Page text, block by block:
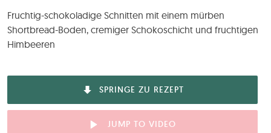
Fruchtig-schokoladige Schnitten mit einem mürben
Shortbread-Boden, cremiger Schokoschicht und fruchtigen
Himbeeren
SPRINGE ZU REZEPT
JUMP TO VIDEO